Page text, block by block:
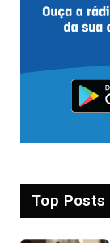
Top Posts